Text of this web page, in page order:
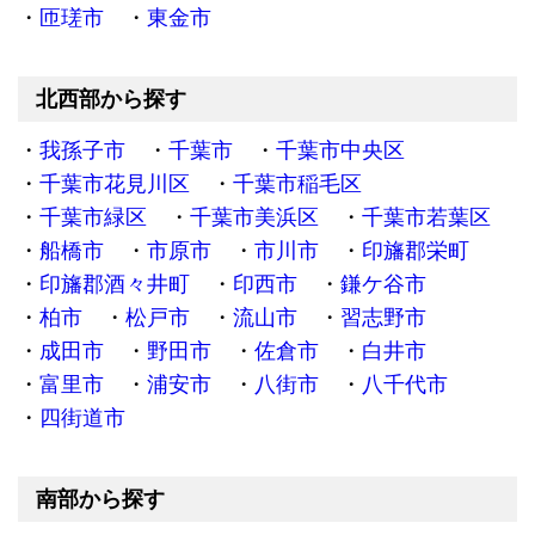
匝瑳市
東金市
北西部から探す
我孫子市 千葉市
千葉市中央区
千葉市花見川区
千葉市稲毛区
千葉市緑区
千葉市美浜区
千葉市若葉区
船橋市
市原市 市川市
印旛郡栄町
印旛郡酒々井町
印西市
鎌ケ谷市
柏市
松戸市 流山市
習志野市
成田市
野田市 佐倉市
白井市
富里市
浦安市 八街市
八千代市
四街道市
南部から探す